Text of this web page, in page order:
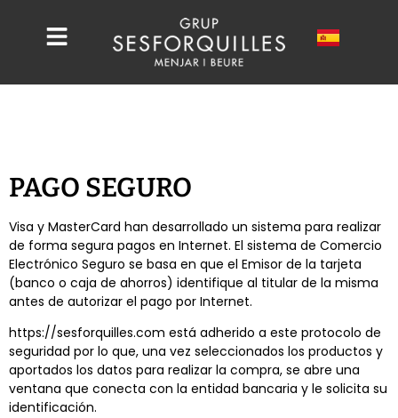
PAGO SEGURO
Visa y MasterCard han desarrollado un sistema para realizar
de forma segura pagos en Internet. El sistema de Comercio
Electrónico Seguro se basa en que el Emisor de la tarjeta
(banco o caja de ahorros) identifique al titular de la misma
antes de autorizar el pago por Internet.
https://sesforquilles.com está adherido a este protocolo de
seguridad por lo que, una vez seleccionados los productos y
aportados los datos para realizar la compra, se abre una
ventana que conecta con la entidad bancaria y le solicita su
identificación.